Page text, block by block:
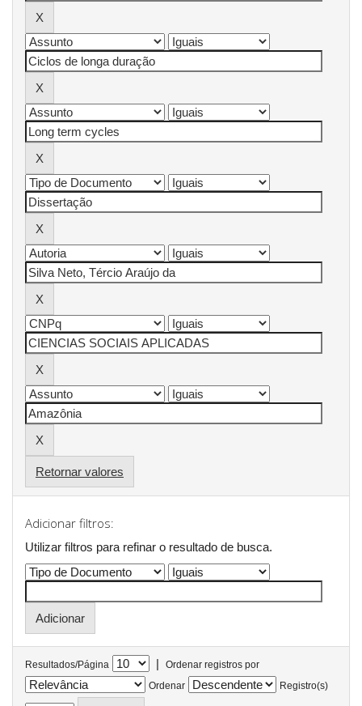
Retornar valores
Adicionar filtros:
Utilizar filtros para refinar o resultado de busca.
Resultados/Página |
Ordenar registros por
Ordenar
Registro(s)